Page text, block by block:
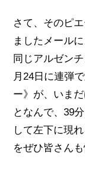
さて、そのピ
ましたメール
同じアルゼン
月24日に連弾
ー》が、いま
となんで、39
して左下に現
をぜひ皆さん